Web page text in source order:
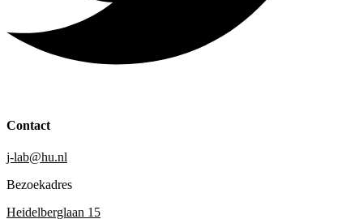
Contact
j-lab@hu.nl
Bezoekadres
Heidelberglaan 15